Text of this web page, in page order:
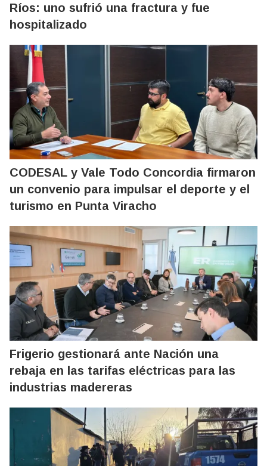
Ríos: uno sufrió una fractura y fue
hospitalizado
CODESAL y Vale Todo Concordia firmaron
un convenio para impulsar el deporte y el
turismo en Punta Viracho
Frigerio gestionará ante Nación una
rebaja en las tarifas eléctricas para las
industrias madereras